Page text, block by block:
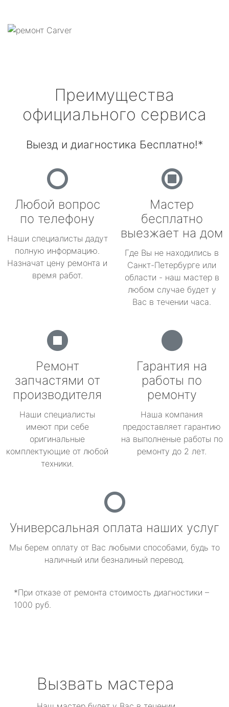
Преимущества
официального сервиса
Выезд и диагностика Бесплатно!*
Любой вопрос
по телефону
Наши специалисты дадут
полную информацию.
Назначат цену ремонта и
время работ.
Мастер
бесплатно
выезжает на дом
Где Вы не находились в
Санкт-Петербурге или
области - наш мастер в
любом случае будет у
Вас в течении часа.
Ремонт
запчастями от
производителя
Наши специалисты
имеют при себе
оригинальные
комплектующие от любой
техники.
Гарантия на
работы по
ремонту
Наша компания
предоставляет гарантию
на выполненые работы по
ремонту до 2 лет.
Универсальная оплата наших услуг
Мы берем оплату от Вас любыми способами, будь то
наличный или безналиный перевод.
*При отказе от ремонта стоимость диагностики –
1000 руб.
Вызвать мастера